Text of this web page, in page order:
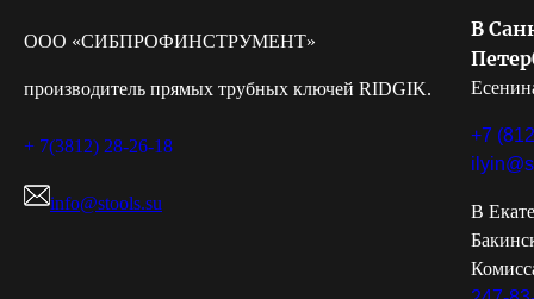
ООО «СИБПРОФИНСТРУМЕНТ»
производитель прямых трубных ключей RIDGIK.
+ 7(3812) 28-26-18
info@stools.su
В
+7
В